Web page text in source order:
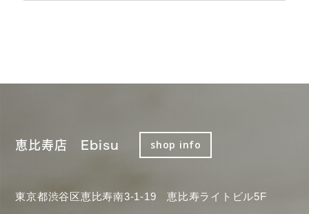
恵比寿店 Ebisu shop info
東京都渋谷区恵比寿南3-1-19 恵比寿ライトビル5F